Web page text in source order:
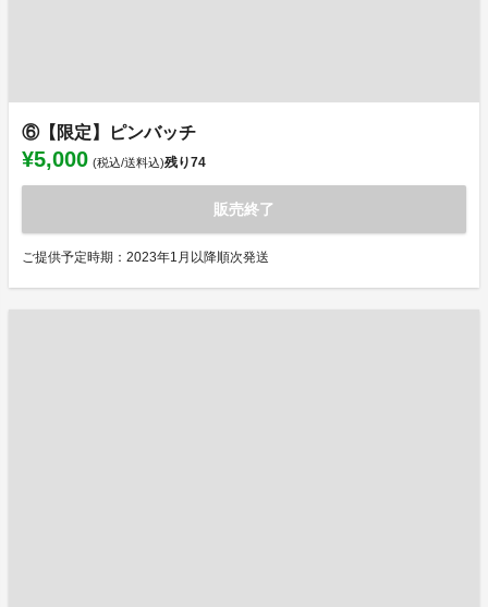
⑥【限定】ピンバッチ
¥5,000 (税込/送料込)残り74
販売終了
ご提供予定時期：2023年1月以降順次発送